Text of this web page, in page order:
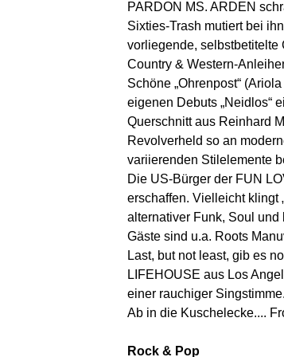
PARDON MS. ARDEN
Sixties-Trash mutiert bei
vorliegende, selbstbetitelte
Country & Western-
Schöne „Ohrenpost“
eigenen Debuts „Neidlos“
Querschnitt aus Reinhard
Revolverheld so an
variierenden Stilelemente
Die US-Bürger der FUN
erschaffen. Vielleicht klingt
alternativer Funk, Soul
Gäste sind u.a. Roots
Last, but not least, gib es
LIFEHOUSE aus Los
einer rauchiger
Ab in die Kuschelecke....
Rock & Pop